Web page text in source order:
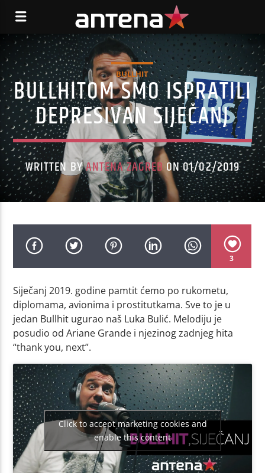
BULLHIT
BULLHITOM SMO ISPRATILI
DEPRESIVAN SIJEČANJ
WRITTEN BYANTENA ZAGREBON 01/02/2019
3
Siječanj 2019. godine pamtit ćemo po rukometu,
diplomama, avionima i prostitutkama. Sve to je u
jedan Bullhit ugurao naš Luka Bulić. Melodiju je
posudio od Ariane Grande i njezinog zadnjeg hita
“thank you, next”.
Click to accept marketing cookies and
enable this content